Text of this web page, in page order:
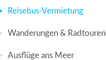
Reisebus-Vermietung
Wanderungen & Radtouren
Ausflüge ans Meer